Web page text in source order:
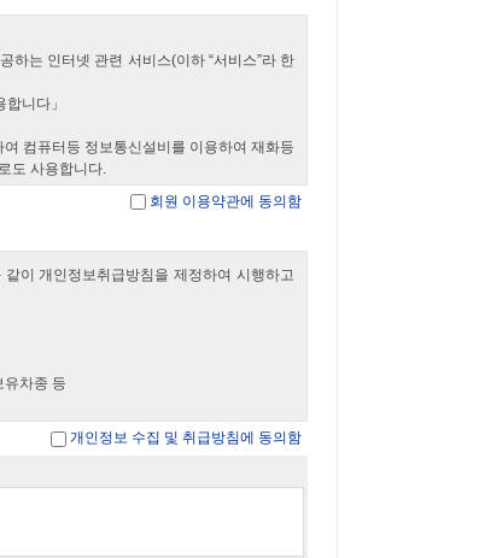
하는 인터넷 관련 서비스(이하 “서비스”라 한
니다」
컴퓨터등 정보통신설비를 이용하여 재화등
도 사용합니다.
니다.
공받으며, “몰”이 제공하는 서비스를 계속적
는 곳의 주소를 포함), 전화번호.모사전송번
.
건 등과 같은 중요한 내용을 이용자가 이해
서명법, 정보통신망이용촉진등에관한법률,
습니다.
에 그 적용일자 7일이전부터 적용일자 전일
이전에 이미 체결된 계약에 대해서는 개정
회원 이용약관에 동의함
이 개인정보취급방침을 제정하여 시행하고
유차종 등
개인정보 수집 및 취급방침에 동의함